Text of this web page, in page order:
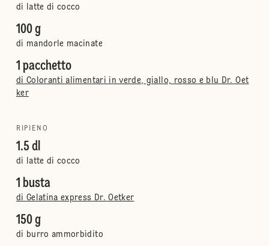
di latte di cocco
100 g
di mandorle macinate
1 pacchetto
di Coloranti alimentari in verde, giallo, rosso e blu Dr. Oet
ker
RIPIENO
1.5 dl
di latte di cocco
1 busta
di Gelatina express Dr. Oetker
150 g
di burro ammorbidito